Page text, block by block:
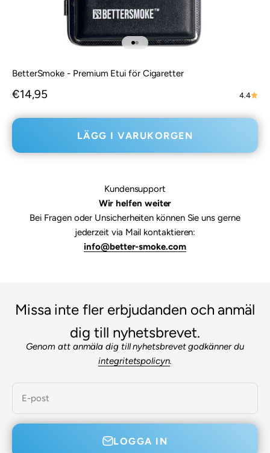
Gå till 1
Gå till 2
BetterSmoke - Premium Etui för Cigaretter
REA-pris
€14,95 4.4
LÄGG I VARUKORGEN
Kundensupport
Wir helfen weiter
Bei Fragen oder Unsicherheiten können Sie uns gerne
jederzeit via Mail kontaktieren:
info@better-smoke.com
Missa inte fler erbjudanden och anmäl
dig till nyhetsbrevet.
Genom att anmäla dig till nyhetsbrevet godkänner du
integritetspolicyn.
E-post
LOGGA IN